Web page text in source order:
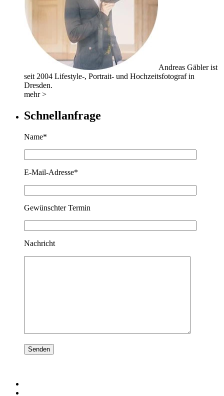
Andreas Gäbler ist
seit 2004 Lifestyle-, Portrait- und Hochzeitsfotograf in
Dresden.
mehr >
Schnellanfrage
Name*
E-Mail-Adresse*
Gewünschter Termin
Nachricht